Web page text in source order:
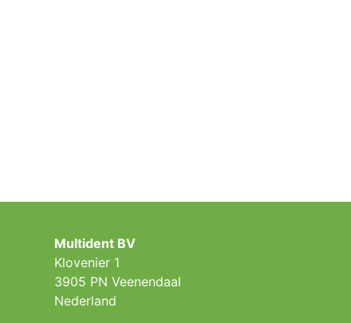
Multident BV
Klovenier 1
3905 PN Veenendaal
Nederland ​